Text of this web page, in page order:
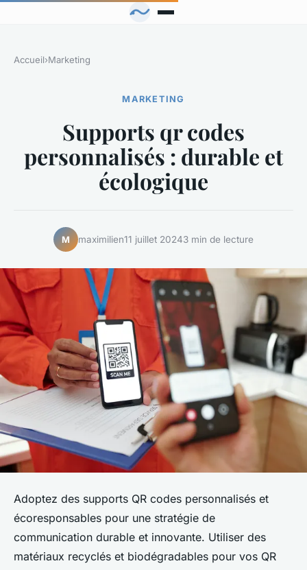
Accueil›Marketing
MARKETING
Supports qr codes
personnalisés : durable et
écologique
M maximilien11 juillet 20243 min de lecture
Adoptez des supports QR codes personnalisés et
écoresponsables pour une stratégie de
communication durable et innovante. Utiliser des
matériaux recyclés et biodégradables pour vos QR